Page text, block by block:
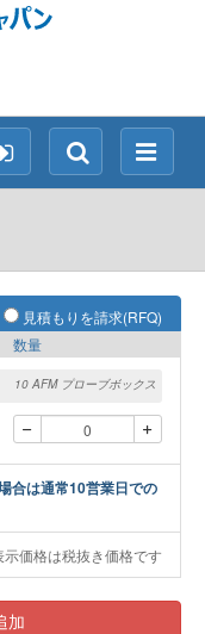
メ
ニ
検
索
見積もりを請求(RFQ)
数量
10 AFM プローブボックス
合は通常10営業日での
示価格は税抜き価格です
加